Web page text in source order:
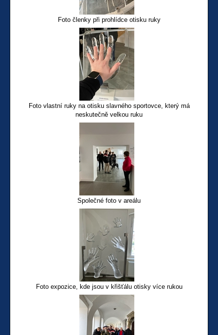
Foto členky při prohlídce otisku ruky
Foto vlastní ruky na otisku slavného sportovce, který má
neskutečně velkou ruku
Společné foto v areálu
Foto expozice, kde jsou v křišťálu otisky více rukou